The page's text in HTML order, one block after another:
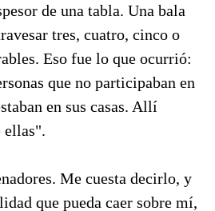
de una tabla. Una bala
tres, cuatro, cinco o
Eso fue lo que ocurrió:
que no participaban en
en sus casas. Allí
ellas".
Me cuesta decirlo, y
que pueda caer sobre mí,